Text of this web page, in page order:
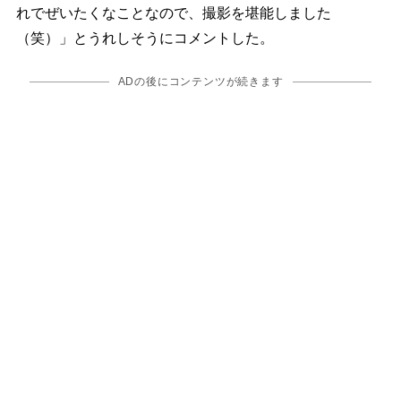
れでぜいたくなことなので、撮影を堪能しました
（笑）」とうれしそうにコメントした。
ADの後にコンテンツが続きます